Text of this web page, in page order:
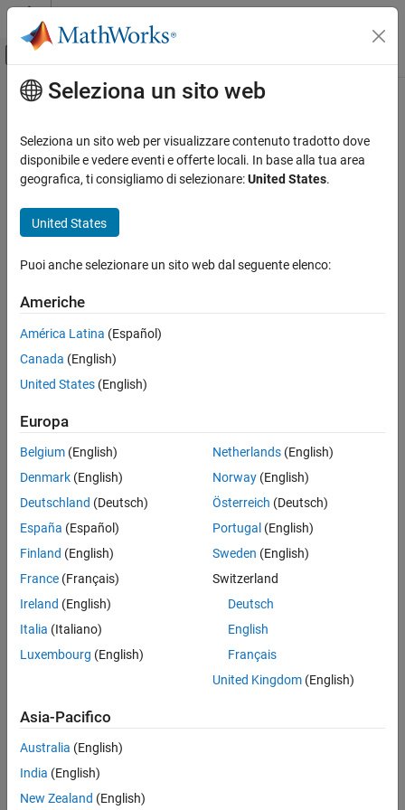
Vai al contenuto
Attiva/disattiva menu di navigazione
Pagina iniziale della documentazione
MATLAB Coder
Deep Learning with MATLAB Coder
Deep Learning Code Generation Fundamentals
ON THIS PAGE
Dependencies
Properties
Programmatic Use
Version History
Contenuto principale
Learnables compression
Compression type
Since R2023a
App Configuration Pane:
Configuration Objects: coder.DeepLearningCodeConfig
Dependencies
To enable this parameter, you must set
None.
None
This setting is the default setting.
bfloat16
Enables learnables compression.
Programmatic Use
LearnablesCompression
Values:
Default: "none"
Introduced in R2023a
See Also
Seleziona un sito web
Seleziona un sito web per visualizzare contenuto tradotto dove
disponibile e vedere eventi e offerte locali. In base alla tua area
geografica, ti consigliamo di selezionare:United States.
United States
Puoi anche selezionare un sito web dal seguente elenco:
Americhe
América Latina (Español)
Canada (English)
United States (English)
Europa
Belgium (English)
Denmark (English)
Deutschland (Deutsch)
España (Español)
Finland (English)
France (Français)
Ireland (English)
Italia (Italiano)
Luxembourg (English)
Netherlands(English)
Norway(English)
Österreich (Deutsch)
Portugal (English)
Sweden (English)
Switzerland
Deutsch
English
Français
United Kingdom(English)
Asia-Pacifico
Australia (English)
India (English)
New Zealand (English)